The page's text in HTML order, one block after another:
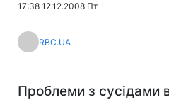
17:38 12.12.2008 Пт
RBC.UA
Проблеми з сусідами